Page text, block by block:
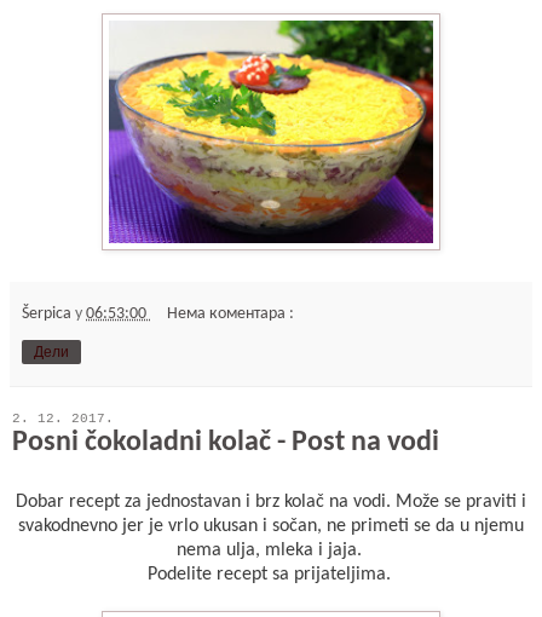
Šerpica у 06:53:00 Нема коментара :
Дели
2. 12. 2017.
Posni čokoladni kolač - Post na vodi
Dobar recept za jednostavan i brz kolač na vodi. Može se praviti i
svakodnevno jer je vrlo ukusan i sočan, ne primeti se da u njemu
nema ulja, mleka i jaja.
Podelite recept sa prijateljima.